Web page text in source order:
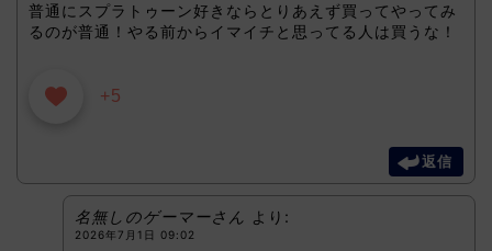
普通にスプラトゥーン好きならとりあえず買ってやってみ
るのが普通！やる前からイマイチと思ってる人は買うな！
+5
返信
名無しのゲーマーさん より:
2026年7月1日 09:02